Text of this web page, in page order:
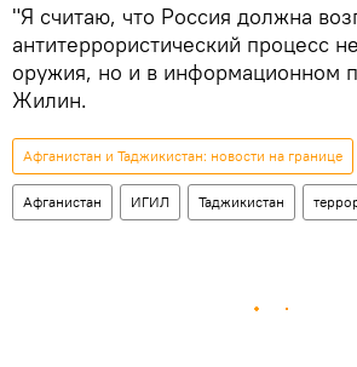
"Я считаю, что Россия должна
антитеррористический процесс
оружия, но и в информационном
Жилин.
Афганистан и Таджикистан: новости на границе
Афганистан ИГИЛ Таджикистан